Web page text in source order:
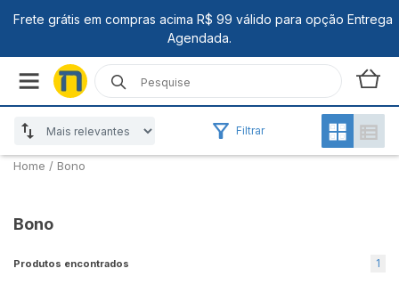
Filtrar
Home / Bono
Bono
Produtos encontrados 1